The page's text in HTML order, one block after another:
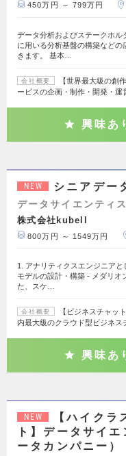
450万円 ～ 799万円
データ分析およびステークホル
に用いる分析基盤の構築など
きます。 基本…
会社概要
【世界最大級の創
ービスの企画・制作・開発・運
興味あ
NEW シニアデー
データサイエンティ
株式会社kubell
800万円 ～ 1549万円
1. アナリティクスエンジニア
モデルの設計・構築 - メダリオ
た、スケ…
会社概要
【ビジネスチャッ
内最大級のクラウド型ビジネ
興味あ
NEW
【ハイクラ
ト】データサイ
ータカンパニー）